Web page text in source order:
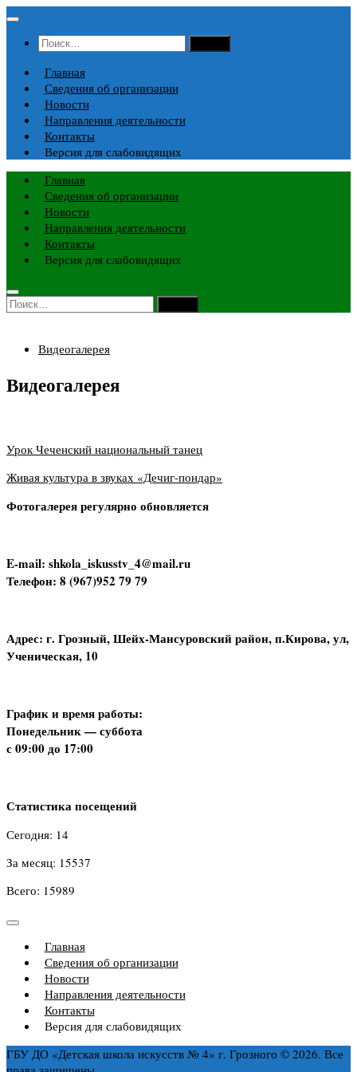
Перейти
содержимому
Найти:
Главная
Сведения об организации
Новости
Направления деятельности
Контакты
Версия для слабовидящих
Главная
Сведения об организации
Новости
Направления деятельности
Контакты
Версия для слабовидящих
Найти:
Видеогалерея
Видеогалерея
Урок Чеченский национальный танец
Живая культура в звуках «Дечиг-пондар»
Фотогалерея регулярно обновляется
E-mail: shkola_iskusstv_4@mail.ru
Телефон: 8 (967)952 79 79
Адрес: г. Грозный, Шейх-Мансуровский район, п.Кирова, ул,
Ученическая, 10
График и время работы:
Понедельник — суббота
с 09:00 до 17:00
Статистика посещений
Сегодня: 14
За месяц: 15537
Всего: 15989
Главная
Сведения об организации
Новости
Направления деятельности
Контакты
Версия для слабовидящих
ГБУ ДО «Детская школа искусств № 4» г. Грозного © 2026. Все